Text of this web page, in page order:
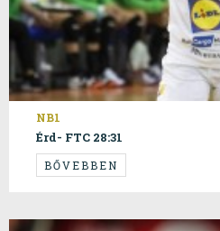
NB1
Érd- FTC 28:31
BŐVEBBEN